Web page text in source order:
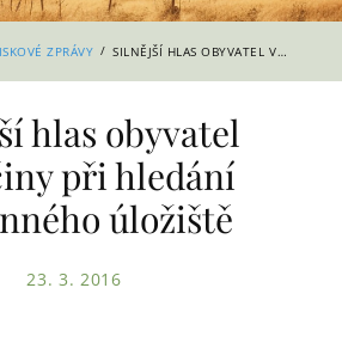
ZPRÁVY / SILNĚJŠÍ HLAS OBYVATEL VYSOČINY PŘI HLEDÁNÍ HLUBINNÉHO ÚLOŽIŠTĚ
hlas obyvatel
při hledání
úložiště
23. 3. 2016